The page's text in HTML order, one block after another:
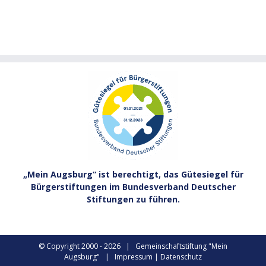
„Mein Augsburg“ ist berechtigt, das Gütesiegel für
Bürgerstiftungen im Bundesverband Deutscher
Stiftungen zu führen.
© Copyright 2000 -2026 | Gemeinschaftstiftung "Mein
Augsburg" | Impressum | Datenschutz